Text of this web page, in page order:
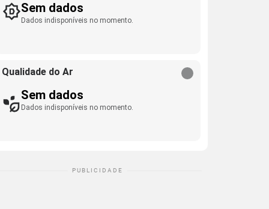
Sem dados
Dados indisponíveis no momento.
Qualidade do Ar
Sem dados
Dados indisponíveis no momento.